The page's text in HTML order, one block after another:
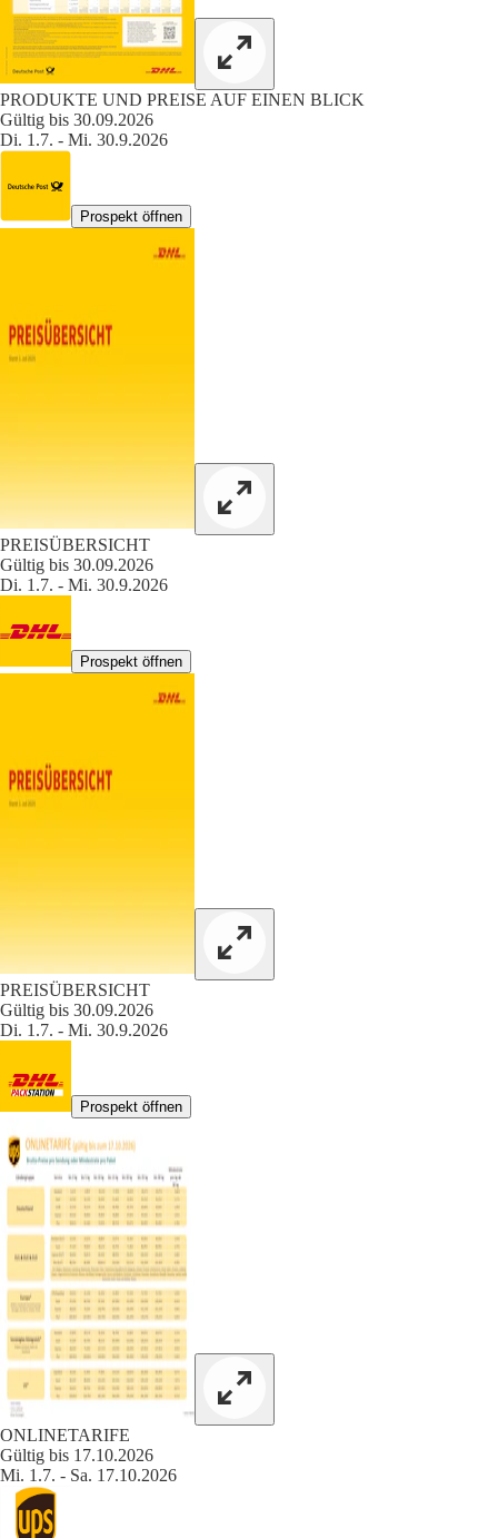
PRODUKTE UND PREISE AUF EINEN BLICK
Gültig bis 30.09.2026
Di. 1.7. - Mi. 30.9.2026
Prospekt öffnen
PREISÜBERSICHT
Gültig bis 30.09.2026
Di. 1.7. - Mi. 30.9.2026
Prospekt öffnen
PREISÜBERSICHT
Gültig bis 30.09.2026
Di. 1.7. - Mi. 30.9.2026
Prospekt öffnen
ONLINETARIFE
Gültig bis 17.10.2026
Mi. 1.7. - Sa. 17.10.2026